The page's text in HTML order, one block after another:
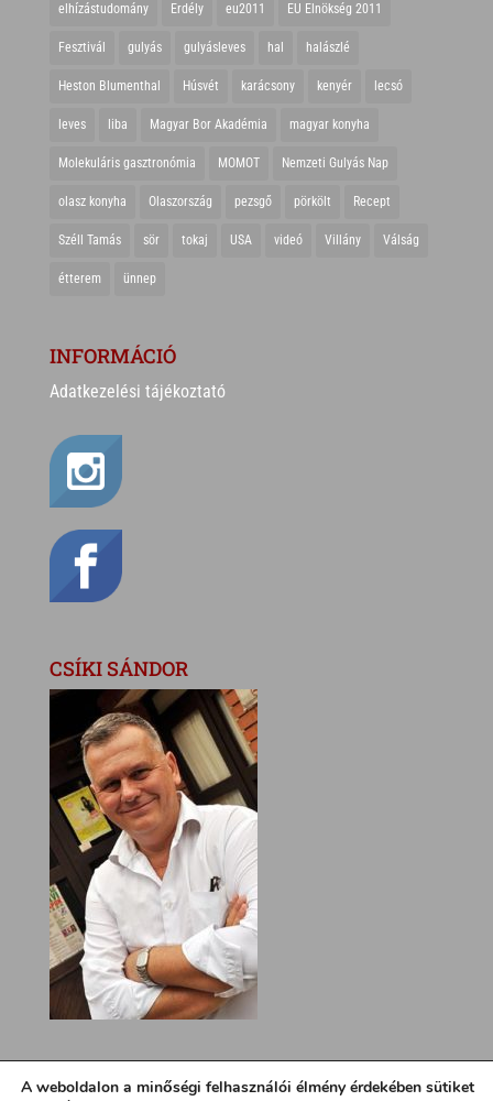
elhízástudomány Erdély eu2011 EU Elnökség 2011
Fesztivál gulyás gulyásleves hal halászlé
Heston Blumenthal Húsvét karácsony kenyér lecsó
leves liba Magyar Bor Akadémia magyar konyha
Molekuláris gasztronómia MOMOT Nemzeti Gulyás Nap
olasz konyha Olaszország pezsgő pörkölt Recept
Széll Tamás sör tokaj USA videó Villány Válság
étterem ünnep
INFORMÁCIÓ
Adatkezelési tájékoztató
CSÍKI SÁNDOR
A weboldalon a minőségi felhasználói élmény érdekében sütiket